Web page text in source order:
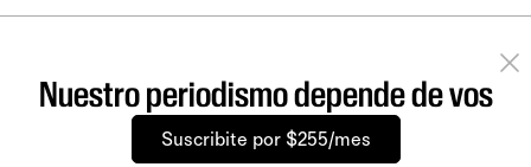
Nuestro periodismo depende de vos
Suscribite por $255/mes